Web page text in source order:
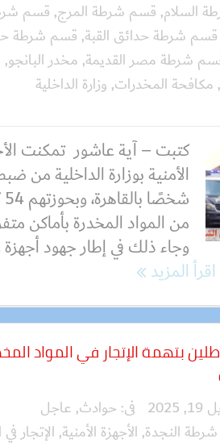
السلام, قسم شرطة المرج, قسم
قسم شرطة حدائق القبة, قسم شرطة
شرطة مصر القديمة, مخدر البانجو,
, مكافحة المخدرات, وزارة الداخلية
كتبت – آية عاشور تمكنت
من المواد المخدرة بأماكن
وجاء ذلك في إطار جهود أجهزة
اقرأ المزيد
15 عامًا لـ 3 عاطلين بتهمة الإتجار في المواد
فى: حوادث, عاجل
شرطة النجدة, الأجهزة الأمنية, الإتجار